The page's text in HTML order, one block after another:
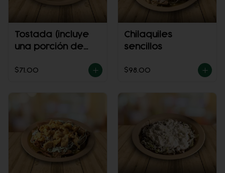
Tostada (incluye
una porción de
$71.00
Chilaquiles
sencillos
$98.00